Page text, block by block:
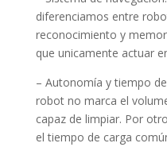
diferenciamos entre
reconocimiento y
que unicamente actuar
– Autonomía y tiempo
robot no marca el
capaz de limpiar. Por
el tiempo de carga